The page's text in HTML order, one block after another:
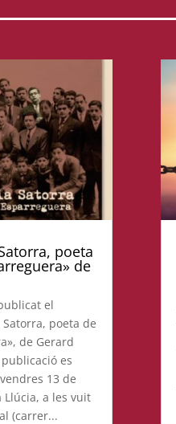
poeta
de
el
poeta de
de Gerard
es
13 de
Llúcia, a les vuit
(carrer...